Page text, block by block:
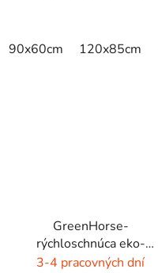
90x60cm 120x85cm
GreenHorse-
rýchloschnúca eko-
rohož - dýmovo čierna
3-4 pracovných dní